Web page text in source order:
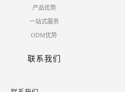
产品优势
一站式服务
ODM优势
联系我们